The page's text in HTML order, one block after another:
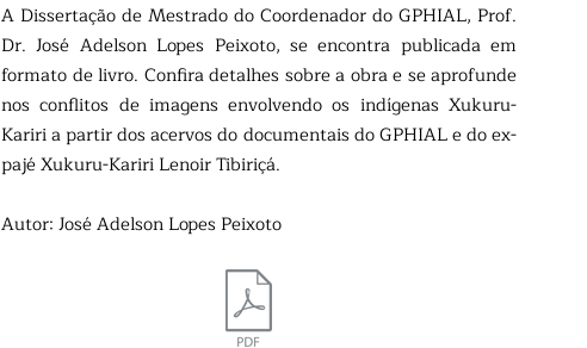
A Dissertação de Mestrado do Coordenador do GPHIAL, Prof.
Dr. José Adelson Lopes Peixoto, se encontra publicada em
formato de livro. Confira detalhes sobre a obra e se aprofunde
nos conflitos de imagens envolvendo os indígenas Xukuru-
Kariri a partir dos acervos do documentais do GPHIAL e do ex-
pajé Xukuru-Kariri Lenoir Tibiriçá.
Autor: José Adelson Lopes Peixoto